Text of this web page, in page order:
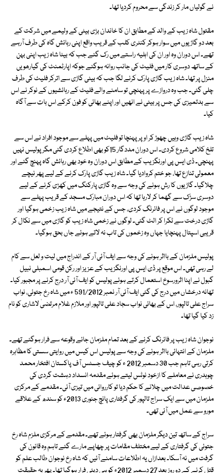
نے گولیاں مار کر زندگی سے محروم کردیا تھا۔
مقتول شاہ زیب کے والد کے مطابق ان کا خاندان بڑی بیٹی کے ولیمے میں شرکت کے
بعد دو گاڑیوں میں سوار ہوکر کنٹری کلب کے قریب واقع اپنی رہائش گاہ کی طرف آرہے
تھے۔ اس دوران وہ اور ان کی اہلیہ راستے میں رک گئے جب کہ بیٹا شاہ زیب اپنی بہن
کے ساتھ دوسری کار میں فلیٹ کی جانب روانہ ہوگئے جوکہ اپارٹمنٹ کی گیارھویں
منزل پر تھا۔ شاہ زیب گاڑی پارک کرنے لگا جب کہ بیٹی گاڑی سے اترکر فلیٹ کی طرف
چلی گئی۔ جب وہ دروازے پر پہنچی تو سامنے والے فلیٹ کے رہائشیوں کے نوکر نے اس
سے بدتمیزی کی جس پر بیٹی نے انھیں اور اپنے بھائی کو فون کرکے اس بات سے آگاہ
کیا۔
شاہ زیب گاڑی وہیں چھوڑ کر اوپر پہنچا تو فلیٹ میں پہلے سے موجود افراد نے اس سے
تلخ کلامی شروع کردی۔ اس دوران مددگار 15کو بھی اطلاع کردی گئی مگر پولیس نہیں
پہنچی۔ ڈی ایس پی اورنگزیب کے مطابق اس دوران وہ خود بھی رہائش گاہ پہنچ گئے اور
معمولی تنازع تھا، جو ختم کروادیا گیا۔ شاہ زیب گاڑی پارک کرنے کے لیے پھر نیچے
چلاگیا۔ گاڑیوں کا رش ہونے کی وجہ سے وہ گاڑی پارکنگ میں کھڑی کرنے کے لیے
دوسری سڑک سے گھما کر لارہا تھا کہ اس دوران مبارک مسجد کے قریب پہلے سے
موجود لوگوں نے اس پر فائرنگ کردی، جس کے نتیجے میں شاہ زیب زخمی ہوگیا اور
گاڑی درخت سے ٹکرا کر الٹ گئی۔ لوگوں نے زخمی شاہ زیب کو گاڑی میں سے نکال کر
قریبی اسپتال پہنچایا جہاں وہ زخموں کی تاب نہ لاتے ہوئے جاں بحق ہوگیا۔
پولیس ملزمان کے بااثر ہونے کی وجہ سے ایف آئی آر کے اندراج میں لیت و لعل سے کام
لے رہی تھی۔ اس موقع پر ڈی ایس پی اورنگزیب کے عزیز اور رکن قومی اسمبلی نبیل
گبول نے اپنا اثرورسوخ استعمال کرتے ہوئے پولیس کو ایف آئی آر درج کرنے پر مجبور کیا۔
تھانہ درخشاں میں درج کی گئی ایف آئی آر نمبر 591/2012 ء میں شاہ رخ جتوئی، نواب
سراج علی تالپور، اس کے بھائی نواب سجاد علی تالپور اور ملازم غلام مرتضیٰ لاشاری کو نام
زد کیا گیا تھا۔
نوجوان شاہ زیب پر فائرنگ کرنے کے بعد تمام ملزمان جائے وقوعہ سے فرار ہوگئے تھے۔
ملزمان کے انتہائی بااثر ہونے کی وجہ سے پولیس اس کیس میں روایتی سستی کا مظاہرہ
کرتی رہی تاہم جب 30 دسمبر 2012 ء کو چیف جسٹس آف پاکستان افتخار محمد
چوہدری نے معاملے کا ازخود نوٹس لیتے ہوئے مقدمہ انسداد دہشت گردی کی
خصوصی عدالت میں چلانے کا حکم دیا تو کارروائی میں تیزی آئی۔ مقدمے کے مرکزی
ملزمان میں سے ایک سراج تالپور کی گرفتاری پانچ جنوری 2013ء کو سندھ کے علاقے
مورو سے عمل میں آئی تھی۔
سراج کے ساتھ تین دیگر ملزمان بھی گرفتار ہوئے تھے۔ مقدمے کے مرکزی ملزم شاہ رخ
جتوئی کی گرفتاری کے لیے مختلف مقامات پر چھاپے مارے گئے تاہم وہ قانون کی
گرفت میں نہ آسکا۔ بعدازاں یہ اطلاعات سامنے آئیں کہ شاہ رخ نوجوان طالب علم کو
قتل کرنے کے دو روز بعد 27 دسمبر 2012ء کو ہی دبئی فرار ہوگیا تھا۔ پھر یہ حقیقت